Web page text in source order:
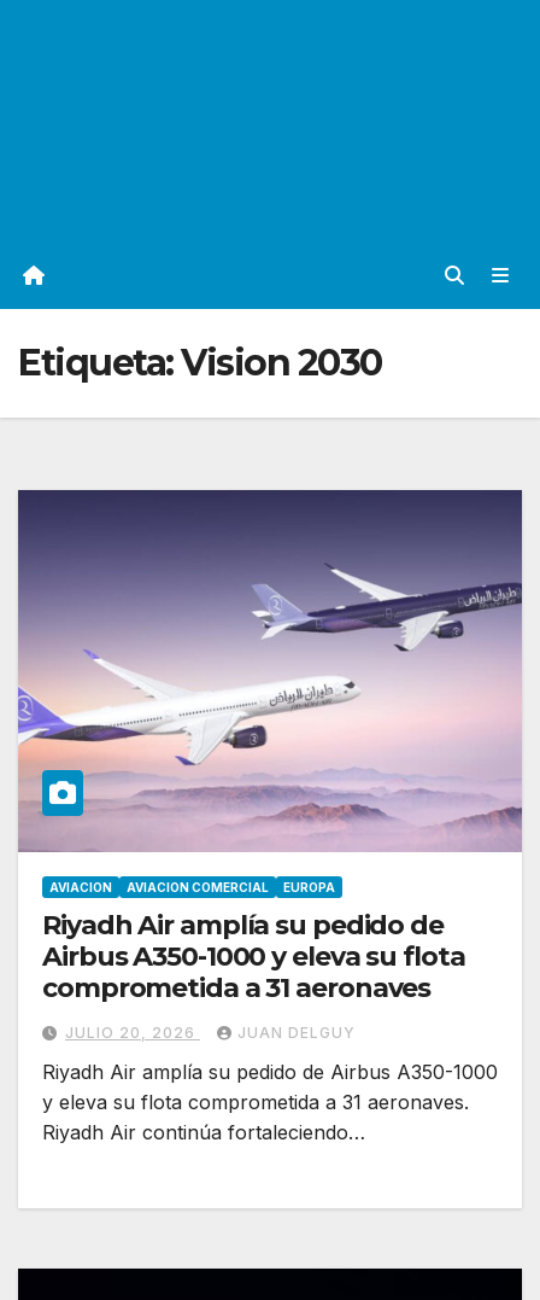
Etiqueta:Vision 2030
AVIACION AVIACION COMERCIAL EUROPA
Riyadh Air amplía su pedido de
Airbus A350-1000 y eleva su flota
comprometida a 31 aeronaves
JULIO 20, 2026 JUAN DELGUY
Riyadh Air amplía su pedido de Airbus A350-1000
y eleva su flota comprometida a 31 aeronaves.
Riyadh Air continúa fortaleciendo…